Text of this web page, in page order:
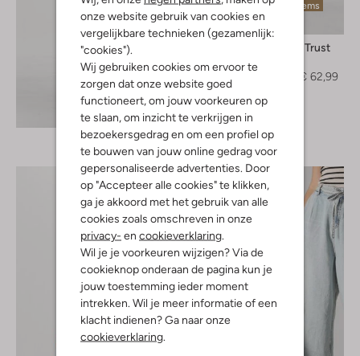
onze website gebruik van cookies en
vergelijkbare technieken (gezamenlijk:
"cookies").
Wij gebruiken cookies om ervoor te
zorgen dat onze website goed
functioneert, om jouw voorkeuren op
te slaan, om inzicht te verkrijgen in
bezoekersgedrag en om een profiel op
te bouwen van jouw online gedrag voor
gepersonaliseerde advertenties. Door
op "Accepteer alle cookies" te klikken,
ga je akkoord met het gebruik van alle
cookies zoals omschreven in onze
privacy- en cookieverklaring
Wil je je voorkeuren wijzigen? Via de
cookieknop onderaan de pagina kun je
jouw toestemming ieder moment
intrekken. Wil je meer informatie of een
klacht indienen? Ga naar onze
cookieverklaring
Ontdek de look
Laatste items
-30%
Circle Of Trust
€ 62,99